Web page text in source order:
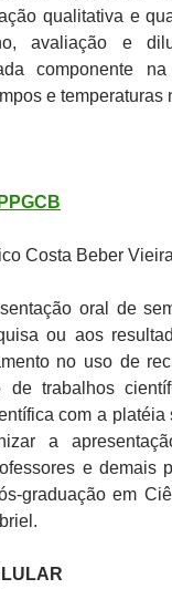
qualitativa e
avaliação e
componente
e temperaturas
Costa Beber Vieira
oral de
ou aos
no uso de
de trabalhos
com a platéia
a
e demais
graduação em